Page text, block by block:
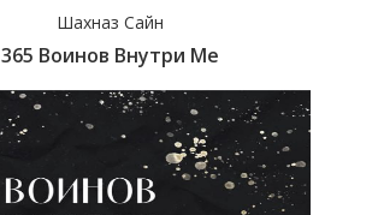
Шахназ Сайн
365 Воинов Внутри Ме